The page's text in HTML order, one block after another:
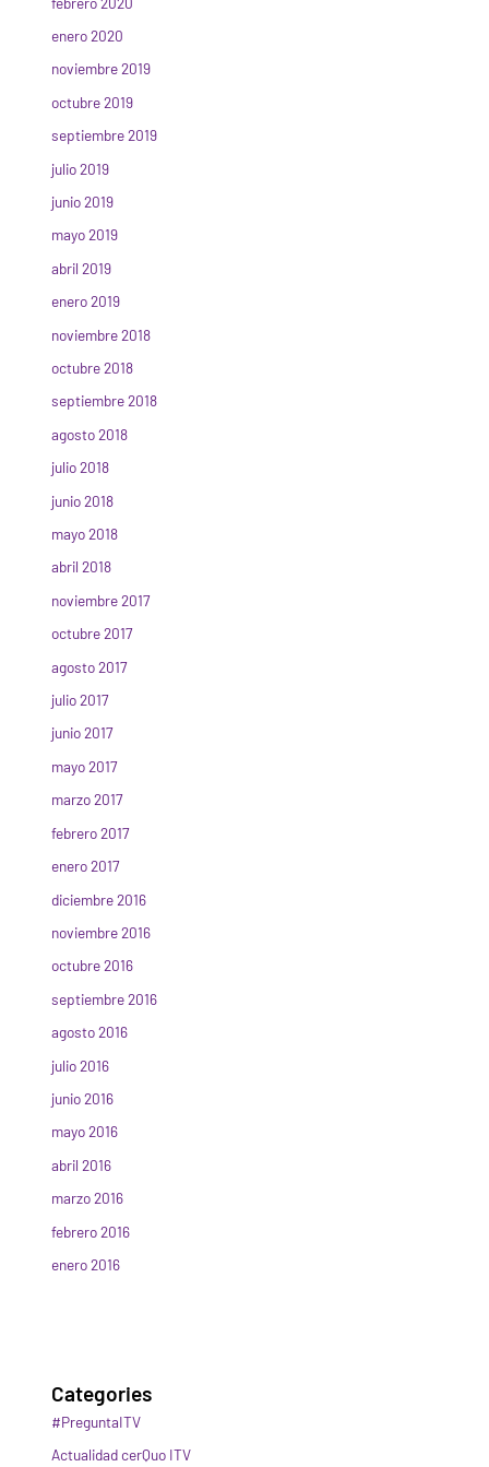
enero 2020
noviembre 2019
octubre 2019
septiembre 2019
julio 2019
junio 2019
mayo 2019
abril 2019
enero 2019
noviembre 2018
octubre 2018
septiembre 2018
agosto 2018
julio 2018
junio 2018
mayo 2018
abril 2018
noviembre 2017
octubre 2017
agosto 2017
julio 2017
junio 2017
mayo 2017
marzo 2017
febrero 2017
enero 2017
diciembre 2016
noviembre 2016
octubre 2016
septiembre 2016
agosto 2016
julio 2016
junio 2016
mayo 2016
abril 2016
marzo 2016
febrero 2016
enero 2016
Categories
#PreguntaITV
Actualidad cerQuo ITV